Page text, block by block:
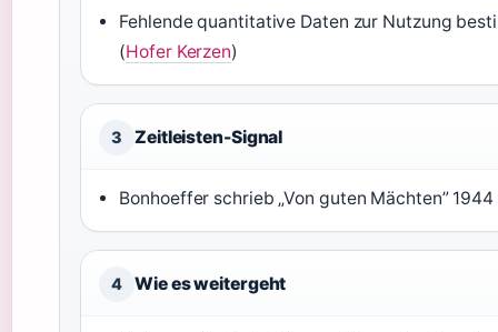
Fehlende quantitative Daten zur Nutzung
(Hofer Kerzen)
3 Zeitleisten-Signal
Bonhoeffer schrieb „Von guten Mächten” 1944
4 Wie es weitergeht